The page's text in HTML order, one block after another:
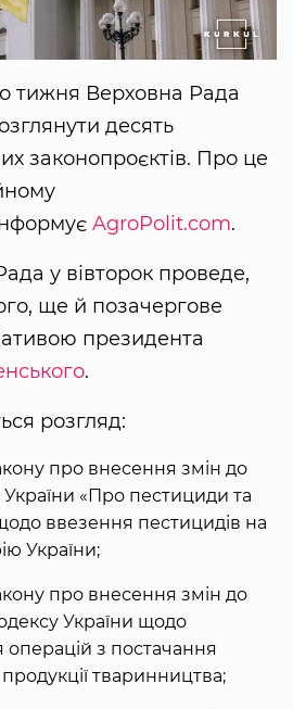
тижня Верховна Рада
десять
законопроєктів. Про це
AgroPolit.com.
у вівторок проведе,
ще й позачергове
президента
.
розгляд:
про внесення змін до
України «Про пестициди та
ввезення пестицидів на
України;
про внесення змін до
України щодо
операцій з постачання
тваринництва;